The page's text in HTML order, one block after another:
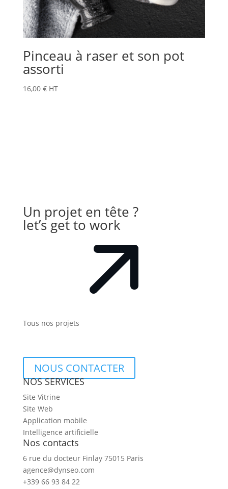
Pinceau à raser et son pot
assorti
16,00 € HT
Un projet en tête ?
let’s get to work
Tous nos projets
NOUS CONTACTER
NOS SERVICES
Site Vitrine
Site Web
Application mobile
Intelligence artificielle
Nos contacts
6 rue du docteur Finlay 75015 Paris
agence@dynseo.com
+339 66 93 84 22